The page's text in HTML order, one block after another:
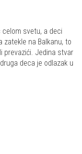
celom svetu, a deci
zatekle na Balkanu, to
prevazići. Jedina stvar
deca je odlazak u